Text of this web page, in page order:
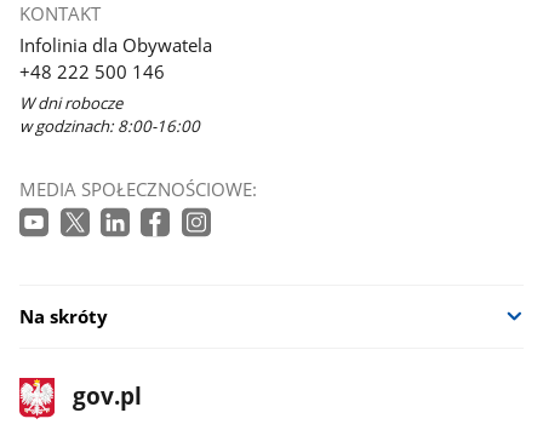
KONTAKT
Infolinia dla Obywatela
+48 222 500 146
W dni robocze
w godzinach: 8:00-16:00
MEDIA SPOŁECZNOŚCIOWE:
Na skróty
stopka
gov.pl
Strona
gov.pl